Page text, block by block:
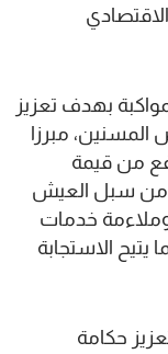
بهدف تعزيز
المسنين، مبرزا
من قيمة
من سبل العيش
وملاءمة خدمات
يتيح الاستجابة
حكامة